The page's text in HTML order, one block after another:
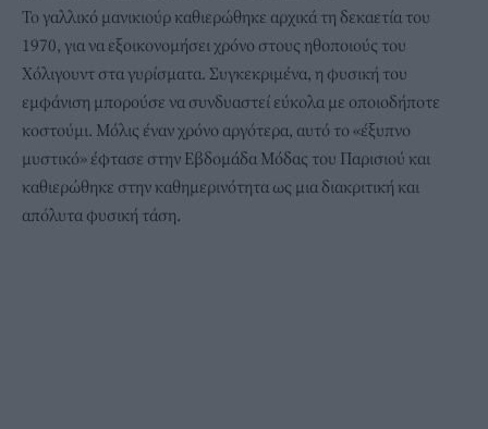
Το γαλλικό μανικιούρ καθιερώθηκε αρχικά τη δεκαετία του
1970, για να εξοικονομήσει χρόνο στους ηθοποιούς του
Χόλιγουντ στα γυρίσματα. Συγκεκριμένα, η φυσική του
εμφάνιση μπορούσε να συνδυαστεί εύκολα με οποιοδήποτε
κοστούμι. Μόλις έναν χρόνο αργότερα, αυτό το «έξυπνο
μυστικό» έφτασε στην Εβδομάδα Μόδας του Παρισιού και
καθιερώθηκε στην καθημερινότητα ως μια διακριτική και
απόλυτα φυσική τάση.